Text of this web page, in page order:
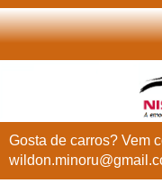
Gosta de carros? Vem